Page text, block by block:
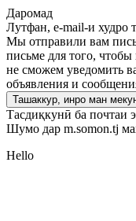
Даромад
Лутфан, e-mail-и худро
Мы отправили вам
письме для того,
не сможем уведомить
объявления и
Ташаккур, инро ман
Тасдиқкунӣ ба почтаи
Шумо дар m.somon.tj
Hello